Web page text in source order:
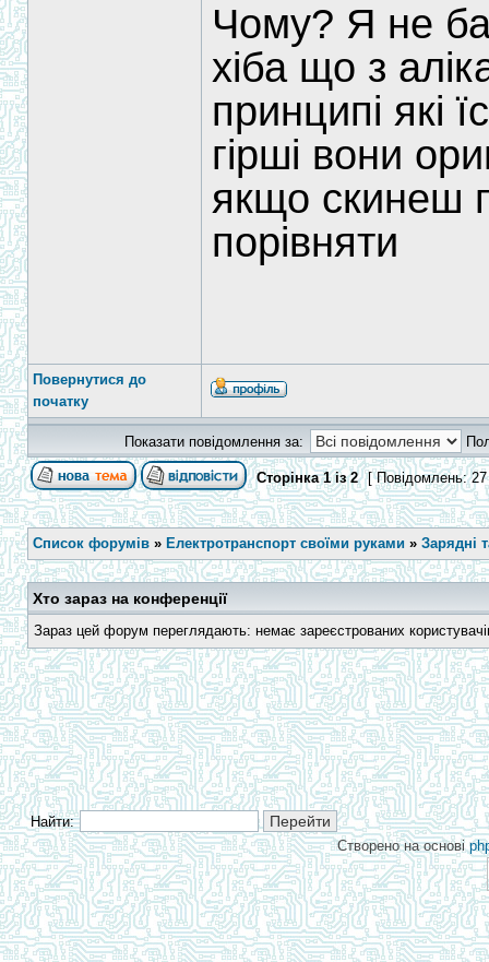
Чому? Я не
хіба що з
принципі які
гірші вони
якщо скинеш
порівняти
Повернутися до
початку
Показати повідомлення за:
Сторінка1із2 [ Повідомлень:
Список форумів » Електротранспорт своїми руками » Зарядні
Хто зараз на конференції
Зараз цей форум переглядають: немає зареєстрованих
Найти:
Створено на основі